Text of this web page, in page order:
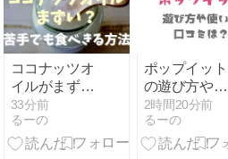
ココナッツオ
イルがまず
い！苦手でも
食べきる方法
を紹介
33分前
るーの
ポップイット
の遊び方や使
い方は？使用
例を調査
2時間20分前
るーの